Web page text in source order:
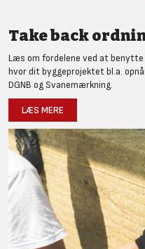
Take back
Læs om fordelene ved at benytte
hvor dit byggeprojektet bl.a.
DGNB og Svanemærkning.
LÆS MERE